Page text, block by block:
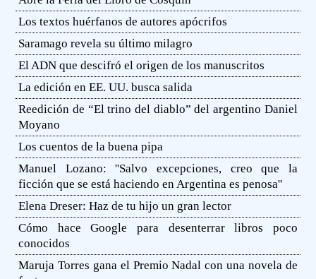
Los textos huérfanos de autores apócrifos
Saramago revela su último milagro
El ADN que descifró el origen de los manuscritos
La edición en EE. UU. busca salida
Reedición de “El trino del diablo” del argentino Daniel
Moyano
Los cuentos de la buena pipa
Manuel Lozano: ''Salvo excepciones, creo que la
ficción que se está haciendo en Argentina es penosa''
Elena Dreser: Haz de tu hijo un gran lector
Cómo hace Google para desenterrar libros poco
conocidos
Maruja Torres gana el Premio Nadal con una novela de